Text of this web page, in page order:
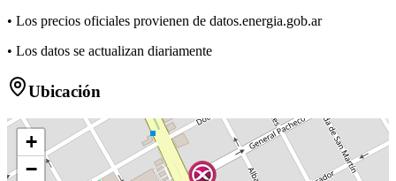
• Los precios oficiales provienen de datos.energia.gob.ar
• Los datos se actualizan diariamente
Ubicación
+
−